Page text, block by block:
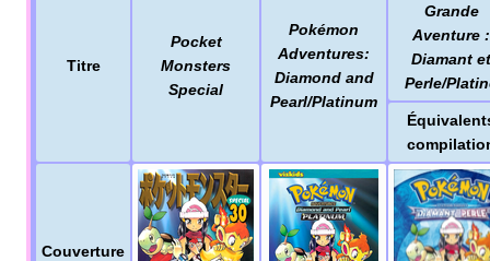
Titre
Pocket
Monsters
Special
Pokémon
Adventures:
Diamond and
Pearl/Platinum
Grande
Aventure :
Diamant et
Perle/
Couverture